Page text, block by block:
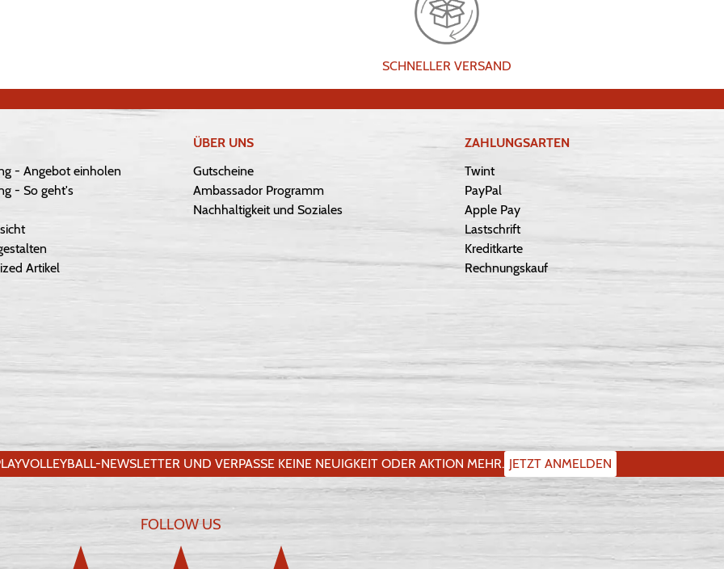
SCHNELLER VERSAND
- Angebot einholen
- So geht's
Artikel
ÜBER UNS
Gutscheine
Ambassador Programm
Nachhaltigkeit und Soziales
ZAHLUNGSARTEN
Twint
PayPal
Apple Pay
Lastschrift
Kreditkarte
Rechnungskauf
NEWSLETTER UND VERPASSE KEINE NEUIGKEIT ODER AKTION MEHR. JETZT ANMELDEN
FOLLOW US